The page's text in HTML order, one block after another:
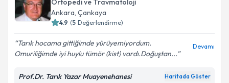
Takvim Talebini Gönder
için bir takvim hazırlandığında e-posta ile
bilgilendireceğiz.
E-posta Adresiniz
Ortopedi ve Travmatoloji
Ankara, Çankaya
4.9 (5 Değerlendirme)
Tarık hocama gittiğimde yürüyemiyordum.
Omuriliğimde iyi huylu tümör (kist) vardı.Doğuştan...
Devamı
Prof.Dr. Tarık Yazar Muayenehanesi Haritada Göster